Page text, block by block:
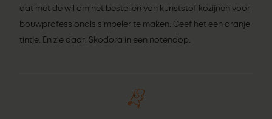
dat met de wil om het bestellen van kunststof kozijnen voor
bouwprofessionals simpeler te maken. Geef het een oranje
tintje. En zie daar: Skodora in een notendop.